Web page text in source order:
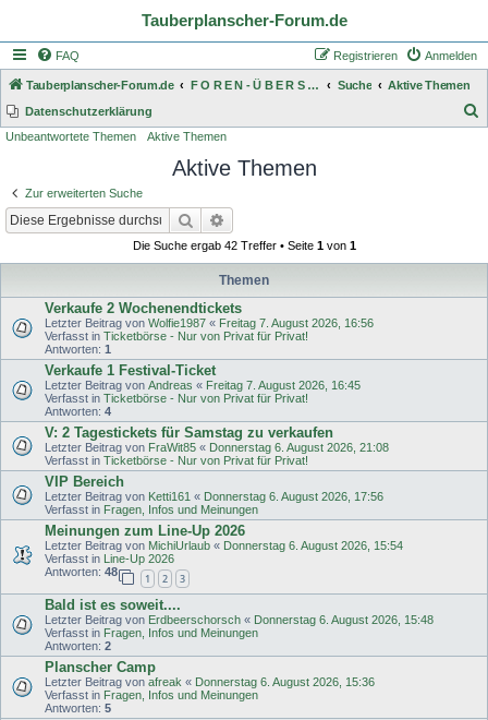
Tauberplanscher-Forum.de
FAQ Anmelden
Registrieren
Tauberplanscher-Forum.de F O R E N - Ü B E R S I C H T Suche
Aktive Themen
Datenschutzerklärung
Unbeantwortete Themen Aktive Themen
Aktive Themen
Zur erweiterten Suche
Suche
Die Suche ergab 42 Treffer • Seite 1von 1
Themen
Verkaufe 2 Wochenendtickets
Letzter Beitrag von Wolfie1987 « Freitag 7. August 2026, 16:56
Verfasst in Ticketbörse - Nur von Privat für Privat!
Antworten: 1
Verkaufe 1 Festival-Ticket
Letzter Beitrag von Andreas « Freitag 7. August 2026, 16:45
Verfasst in Ticketbörse - Nur von Privat für Privat!
Antworten: 4
V: 2 Tagestickets für Samstag zu verkaufen
Letzter Beitrag von FraWit85 « Donnerstag 6. August 2026, 21:08
Verfasst in Ticketbörse - Nur von Privat für Privat!
VIP Bereich
Letzter Beitrag von Ketti161 « Donnerstag 6. August 2026, 17:56
Verfasst in Fragen, Infos und Meinungen
Meinungen zum Line-Up 2026
Letzter Beitrag von MichiUrlaub « Donnerstag 6. August 2026, 15:54
Verfasst in Line-Up 2026
Antworten: 48
1 2 3
Bald ist es soweit....
Letzter Beitrag von Erdbeerschorsch « Donnerstag 6. August 2026, 15:48
Verfasst in Fragen, Infos und Meinungen
Antworten: 2
Planscher Camp
Letzter Beitrag von afreak « Donnerstag 6. August 2026, 15:36
Verfasst in Fragen, Infos und Meinungen
Antworten: 5